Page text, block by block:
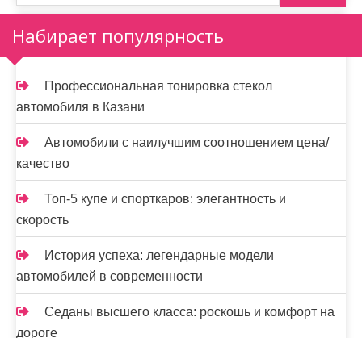
а
п
и
с
я
м
Набирает популярность
Профессиональная тонировка стекол
автомобиля в Казани
Автомобили с наилучшим соотношением цена/
качество
Топ-5 купе и спорткаров: элегантность и
скорость
История успеха: легендарные модели
автомобилей в современности
Седаны высшего класса: роскошь и комфорт на
дороге